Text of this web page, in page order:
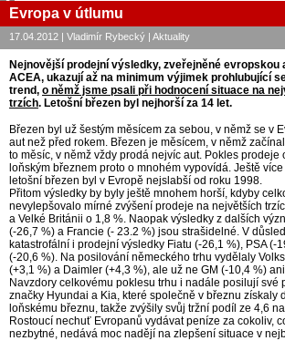
Evropa v útlumu
17.04.2012 | Vladimír Rybecký | Aktuality
Nejnovější prodejní výsledky, zveřejněné evropskou
ACEA, ukazují až na minimum výjimek prohlubující
trend, o němž jsme psali při hodnocení situace na
trzích. Letošní březen byl nejhorší za 14 let.
Březen byl už šestým měsícem za sebou, v němž se v
aut než před rokem. Březen je měsícem, v němž
to měsíc, v němž vždy prodá nejvíc aut. Pokles prodeje
loňským březnem proto o mnohém vypovídá. Ještě
letošní březen byl v Evropě nejslabší od roku 1998.
Přitom výsledky by byly ještě mnohem horší, kdyby
nevylepšovalo mírné zvýšení prodeje na největších
a Velké Británii o 1,8 %. Naopak výsledky z dalších
(-26,7 %) a Francie (- 23.2 %) jsou strašidelné. V
katastrofální i prodejní výsledky Fiatu (-26,1 %), PSA (-
(-20,6 %). Na posilování německého trhu vydělaly
(+3,1 %) a Daimler (+4,3 %), ale už ne GM (-10,4 %)
Navzdory celkovému poklesu trhu i nadále posilují své
značky Hyundai a Kia, které společně v březnu získaly
loňskému březnu, takže zvýšily svůj tržní podíl ze 4,6
Rostoucí nechuť Evropanů vydávat peníze za cokoliv,
nezbytné, nedává moc nadějí na zlepšení situace v